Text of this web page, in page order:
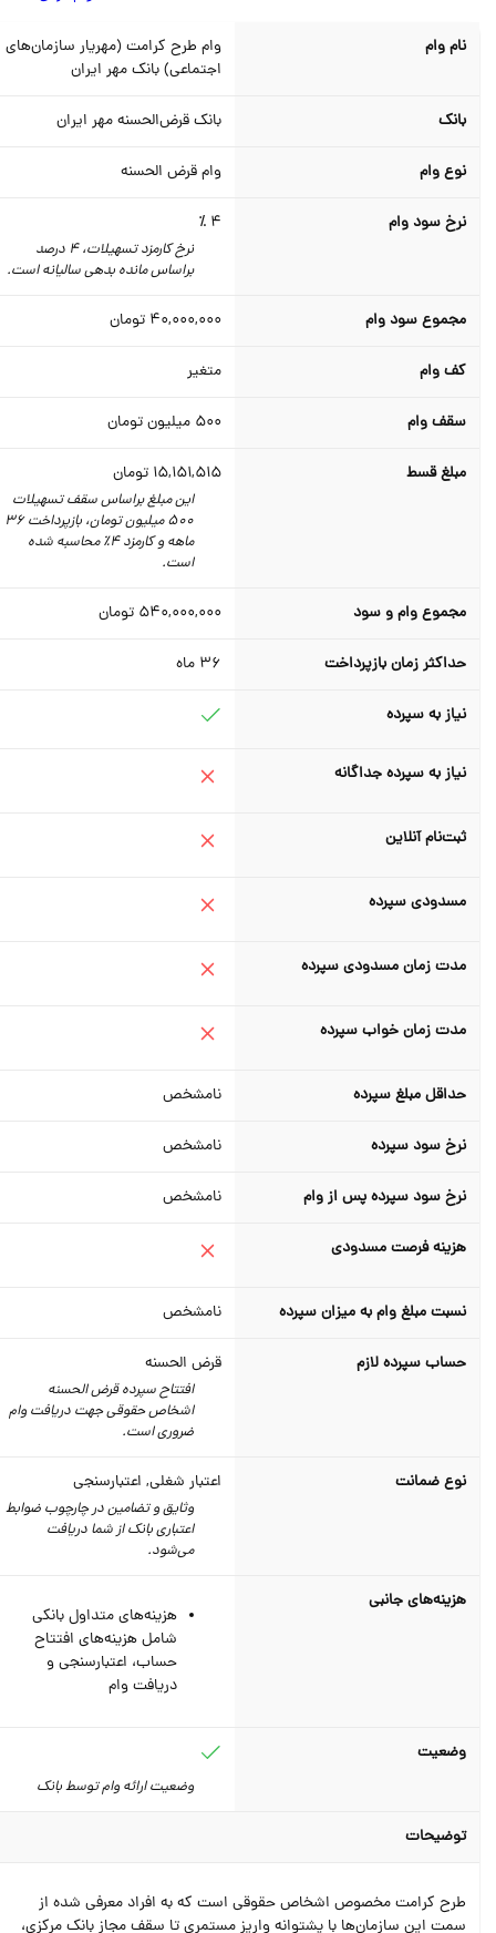
نام وام
وام طرح کرامت (مهریار سازمان‌های
اجتماعی) بانک مهر ایران
بانک بانک قرض‌الحسنه مهر ایران
نوع وام وام قرض الحسنه
نرخ سود وام
نرخ کارمزد تسهیلات، 4 درصد
براساس مانده بدهی سالیانه است.
مجموع سود وام 40,000,000 تومان
کف وام متغیر
سقف وام میلیون تومان
مبلغ قسط 15,151,515تومان
این مبلغ براساس سقف تسهیلات
500 میلیون تومان،‌ بازپرداخت 36
ماهه و کارمزد 4٪‌ محاسبه شده
است.
مجموع وام و سود 540,000,000 تومان
حداکثر زمان بازپرداخت ماه
نیاز به سپرده
نیاز به سپرده جداگانه
ثبت‌نام آنلاین
مسدودی سپرده
مدت زمان مسدودی سپرده
مدت زمان خواب سپرده
حداقل مبلغ سپرده نامشخص
نرخ سود سپرده نامشخص
نرخ سود سپرده پس از وام نامشخص
هزینه فرصت مسدودی
نسبت مبلغ وام به میزان سپرده نامشخص
حساب سپرده لازم قرض الحسنه
افتتاح سپرده قرض‌ الحسنه
اشخاص حقوقی جهت دریافت وام
ضروری است.
نوع ضمانت اعتبار شغلی, اعتبارسنجی
وثایق و تضامین در چارچوب ضوابط
اعتباری بانک از شما دریافت
می‌شود.
هزینه‌های جانبی
هزینه‌های متداول بانکی
شامل هزینه‌های افتتاح
حساب، اعتبارسنجی و
دریافت وام
وضعیت
وضعیت ارائه وام توسط بانک
توضیحات
طرح کرامت مخصوص اشخاص حقوقی است که به افراد معرفی شده از
سمت این سازمان‌ها با پشتوانه واریز مستمری تا سقف مجاز بانک مرکزی،